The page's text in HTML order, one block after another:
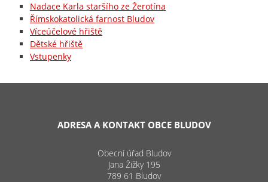
Nadace Karla staršího ze Žerotína
Římskokatolická farnost Bludov
Víceúčelové hřiště
Dětské hřiště
Vstupenky
ADRESA A KONTAKT OBCE BLUDOV
Obecní úřad Bludov
Jana Žižky 195
789 61 Bludov